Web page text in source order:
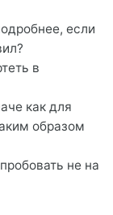
если
в
как для
образом
не на